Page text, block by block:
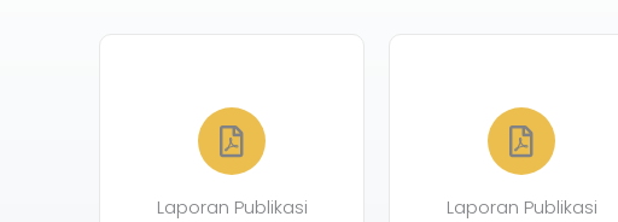
Laporan Publikasi Laporan Publikasi